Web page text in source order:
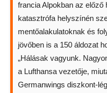
francia Alpokban az előző
katasztrófa helyszínén
mentőalakulatoknak és
jövőben is a 150 áldozat
„Hálásak vagyunk.
a Lufthansa vezetője,
Germanwings diszkont-